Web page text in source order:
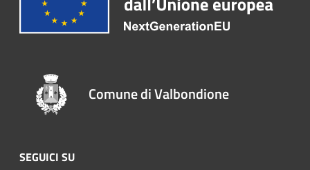
Comune di Valbondione
SEGUICI SU